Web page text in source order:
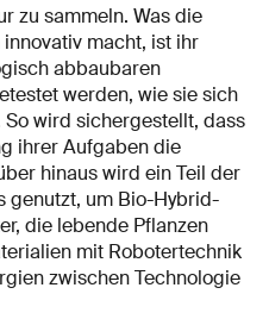
zu sammeln. Was die
macht, ist ihr
abbaubaren
werden, wie sie sich
wird sichergestellt, dass
ihrer Aufgaben die
hinaus wird ein Teil der
genutzt, um Bio-Hybrid-
die lebende Pflanzen
mit Robotertechnik
zwischen Technologie